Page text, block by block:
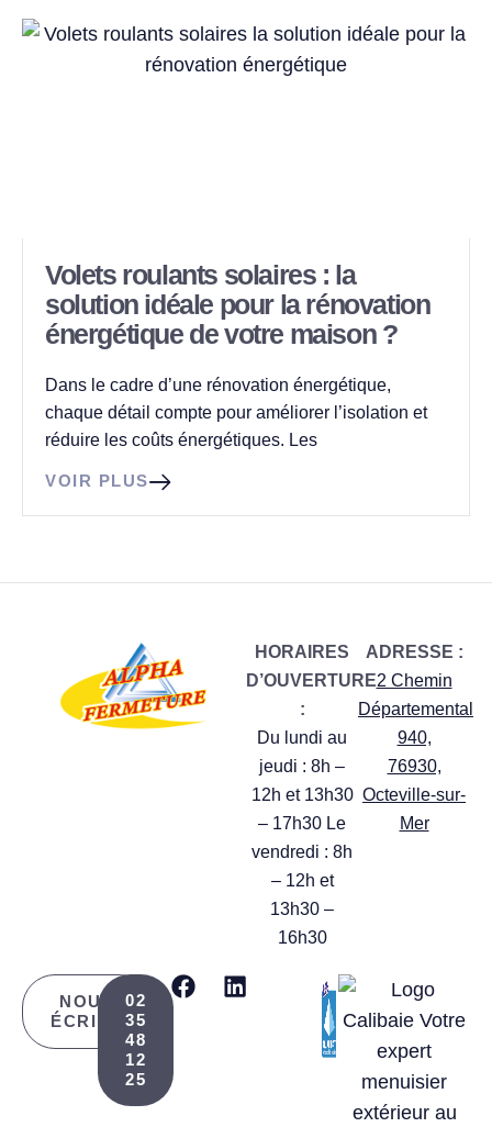
Volets roulants solaires : la
solution idéale pour la rénovation
énergétique de votre maison ?
Dans le cadre d’une rénovation énergétique,
chaque détail compte pour améliorer l’isolation et
réduire les coûts énergétiques. Les
VOIR PLUS
HORAIRES
D’OUVERTURE
:
Du lundi au
jeudi : 8h –
12h et 13h30
– 17h30 Le
vendredi : 8h
– 12h et
13h30 –
16h30
ADRESSE :
2 Chemin
Départemental
940,
76930,
Octeville-sur-
Mer
NOUS
ÉCRIRE
02
35
48
12
25